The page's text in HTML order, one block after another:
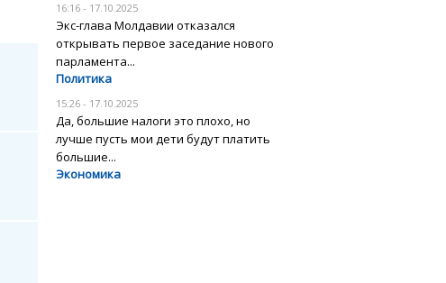
16:16 - 17.10.2025
Экс-глава Молдавии отказался
открывать первое заседание нового
парламента...
Политика
15:26 - 17.10.2025
Да, большие налоги это плохо, но
лучше пусть мои дети будут платить
большие...
Экономика